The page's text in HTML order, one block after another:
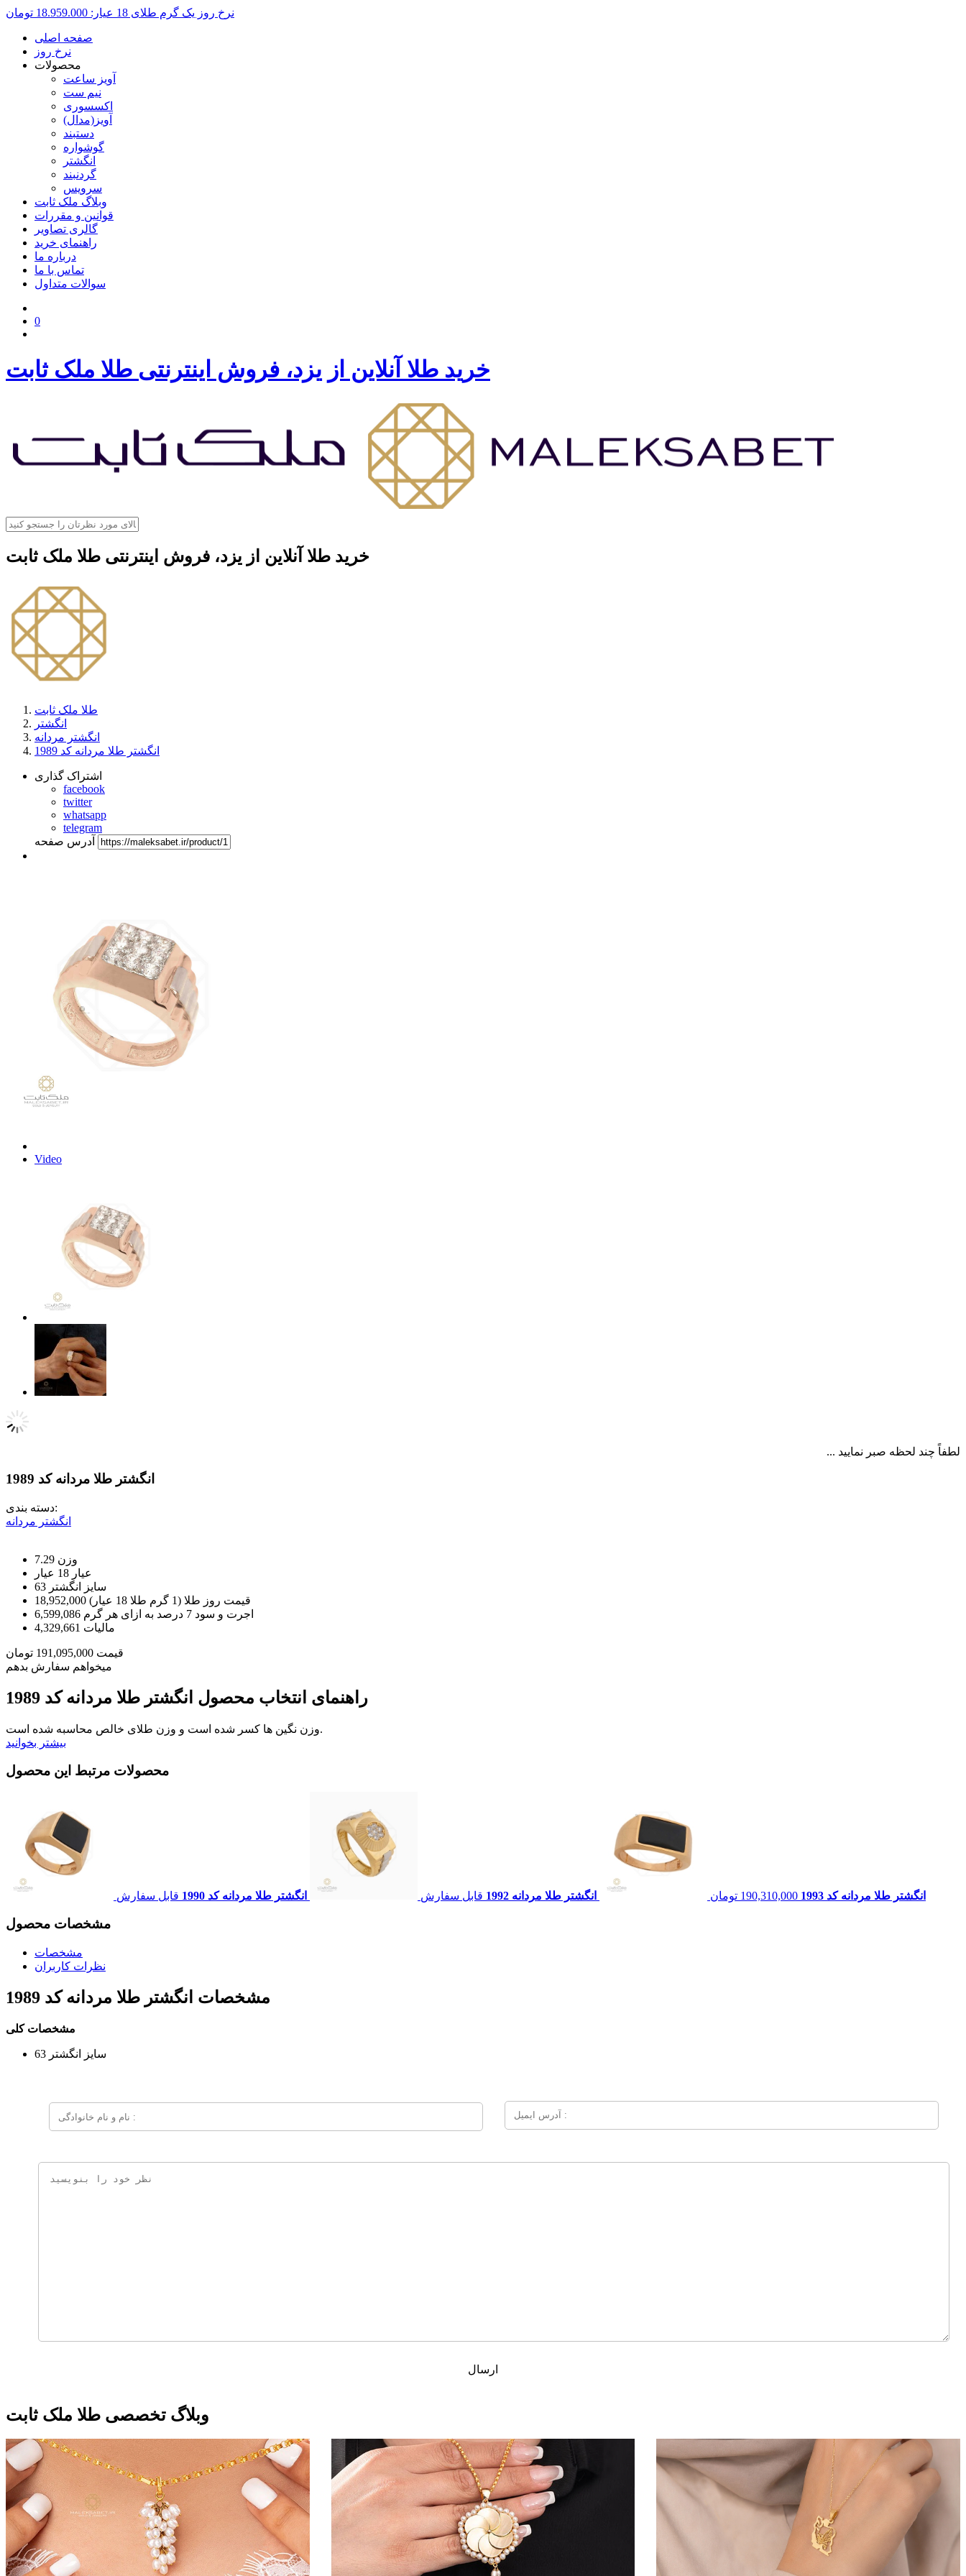
نرخ روز یک گرم طلای 18 عیار: 18.959.000 تومان
صفحه اصلی
نرخ روز
محصولات
آویز ساعت
نیم ست
اکسسوری
آویز(مدال)
دستبند
گوشواره
انگشتر
گردنبند
سرویس
وبلاگ ملک ثابت
قوانین و مقررات
گالری تصاویر
راهنمای خرید
درباره ما
تماس با ما
سوالات متداول
0
خرید طلا آنلاین از یزد، فروش اینترنتی طلا ملک ثابت
خرید طلا آنلاین از یزد، فروش اینترنتی طلا ملک ثابت
طلا ملک ثابت
انگشتر
انگشتر مردانه
انگشتر طلا مردانه کد 1989
اشتراک گذاری
facebook
twitter
whatsapp
telegram
آدرس صفحه
Video
لطفاً چند لحظه صبر نمایید ...
انگشتر طلا مردانه کد 1989
دسته بندی:
انگشتر مردانه
وزن 7.29
عيار 18 عیار
سایز انگشتر 63
قیمت روز طلا (1 گرم طلا 18 عیار)
18,952,000
اجرت و سود 7 درصد به ازای هر گرم
6,599,086
مالیات 4,329,661
قیمت 191,095,000 تومان
میخواهم سفارش بدهم
راهنمای انتخاب محصول انگشتر طلا مردانه کد 1989
وزن نگین ها کسر شده است و وزن طلای خالص محاسبه شده است.
بیشتر بخوانید
محصولات مرتبط این محصول
انگشتر طلا مردانه کد 1993 190,310,000 تومان انگشتر طلا مردانه 1992 قابل سفارش انگشتر طلا مردانه کد 1990 قابل سفارش
مشخصات محصول
مشخصات
نظرات کاربران
مشخصات انگشتر طلا مردانه کد 1989
مشخصات کلی
سایز انگشتر 63
ارسال
وبلاگ تخصصی طلا ملک ثابت